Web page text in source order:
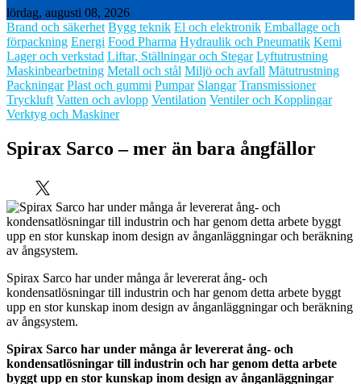
lördag, augusti 08, 2026
Brand och säkerhet Bygg teknik El och elektronik Emballage och
förpackning Energi Food Pharma Hydraulik och Pneumatik Kemi
Lager och verkstad Liftar, Ställningar och Stegar Lyftutrustning
Maskinbearbetning Metall och stål Miljö och avfall Mätutrustning
Packningar Plast och gummi Pumpar Slangar Transmissioner
Tryckluft Vatten och avlopp Ventilation Ventiler och Kopplingar
Verktyg och Maskiner
Spirax Sarco – mer än bara ångfällor
Spirax Sarco har under många år levererat ång- och
kondensatlösningar till industrin och har genom detta arbete byggt
upp en stor kunskap inom design av ånganläggningar och beräkning
av ångsystem.
Spirax Sarco har under många år levererat ång- och
kondensatlösningar till industrin och har genom detta arbete
byggt upp en stor kunskap inom design av ånganläggningar